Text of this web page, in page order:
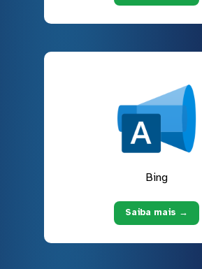
Bing
Saiba mais →